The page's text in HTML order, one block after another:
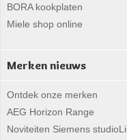
BORA kookplaten
Miele shop online
Merken nieuws
Ontdek onze merken
AEG Horizon Range
Noviteiten Siemens